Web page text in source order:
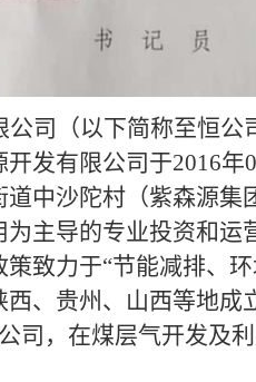
公司 （以下简称至恒公
开发有限公司于2016年
中沙陀村（紫森源集
主导的专业投资和运
策致力于“节能减排、
西、贵州、山西等地成
司，在煤层气开发及